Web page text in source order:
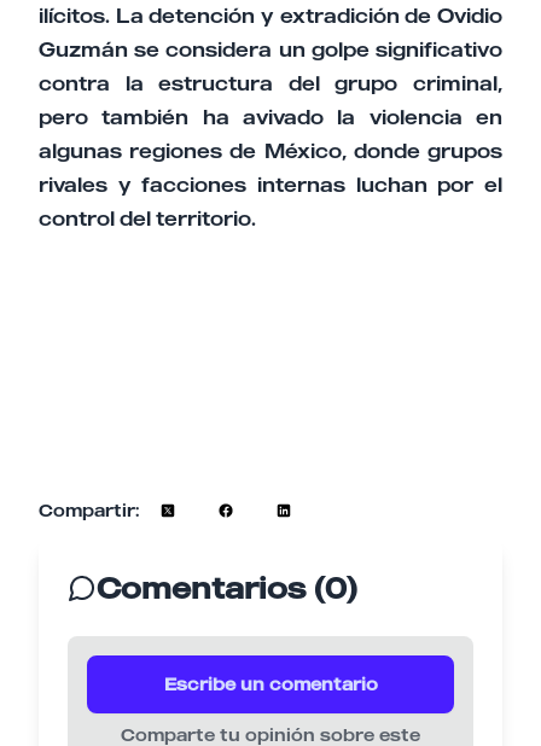
ilícitos. La detención y extradición de Ovidio
Guzmán se considera un golpe significativo
contra la estructura del grupo criminal,
pero también ha avivado la violencia en
algunas regiones de México, donde grupos
rivales y facciones internas luchan por el
control del territorio.
Compartir:
Comentarios (0)
Escribe un comentario
Comparte tu opinión sobre este